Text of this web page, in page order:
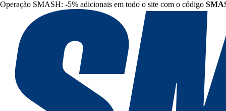
Operação SMASH: -5% adicionais em todo o site com o código